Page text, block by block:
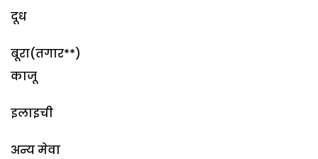
दूध
बूरा(तगार**)
काजू
इलाइची
अन्य मेवा